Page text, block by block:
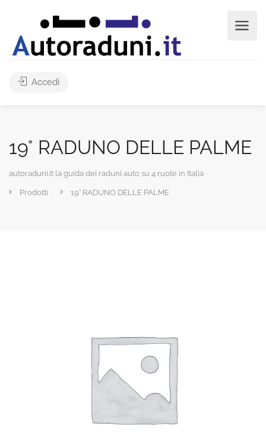
Accedi
19° RADUNO DELLE PALME
autoraduni.it la guida dei raduni auto su 4 ruote in Italia
Prodotti 19° RADUNO DELLE PALME